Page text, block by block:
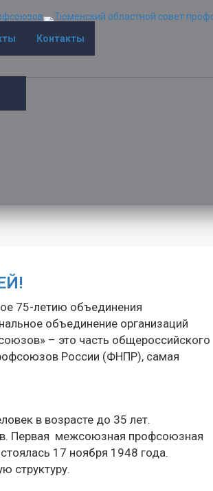
Контакты
75-летию объединения
объединение организаций
– это часть общероссийского
России (ФНПР), самая
в возрасте до 35 лет.
Первая межсоюзная профсоюзная
17 ноября 1948 года.
структуру.